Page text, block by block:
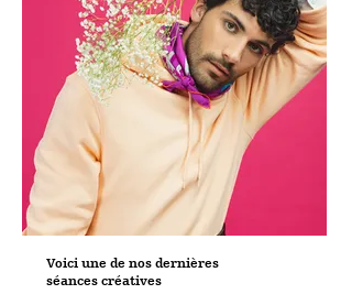
Voici une de nos dernières
séances créatives